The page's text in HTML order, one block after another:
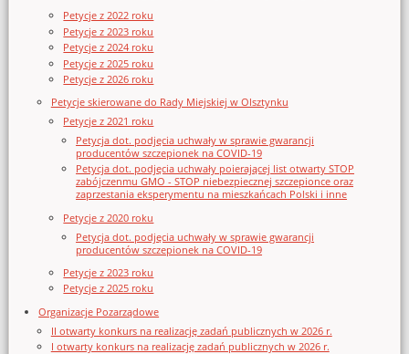
Petycje z 2022 roku
Petycje z 2023 roku
Petycje z 2024 roku
Petycje z 2025 roku
Petycje z 2026 roku
Petycje skierowane do Rady Miejskiej w Olsztynku
Petycje z 2021 roku
Petycja dot. podjęcia uchwały w sprawie gwarancji
producentów szczepionek na COVID-19
Petycja dot. podjęcia uchwały poierającej list otwarty STOP
zabójczenmu GMO - STOP niebezpiecznej szczepionce oraz
zaprzestania eksperymentu na mieszkańcach Polski i inne
Petycje z 2020 roku
Petycja dot. podjęcia uchwały w sprawie gwarancji
producentów szczepionek na COVID-19
Petycje z 2023 roku
Petycje z 2025 roku
Organizacje Pozarządowe
II otwarty konkurs na realizację zadań publicznych w 2026 r.
I otwarty konkurs na realizację zadań publicznych w 2026 r.